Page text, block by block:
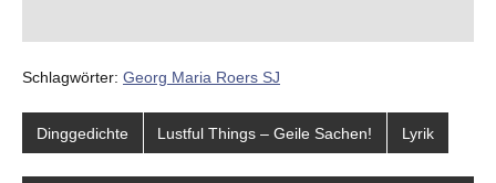
Schlagwörter: Georg Maria Roers SJ
Dinggedichte Lustful Things – Geile Sachen! Lyrik